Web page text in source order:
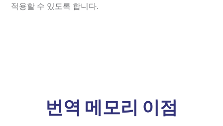
적용할 수 있도록 합니다.
번역 메모리 이점